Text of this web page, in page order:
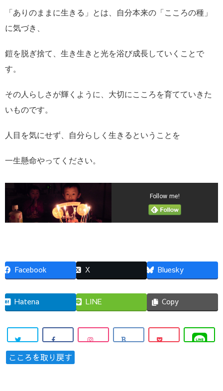
「ありのままに生きる」とは、自分本来の「こころの種」
に気づき、
鎧を脱ぎ捨て、 生き生きと光を浴び成長していくことで
す。
その人らしさが輝くように、大切にこころを育てていきた
いものです。
人目を気にせず、自分らしく生きるということを
一生懸命やってください。
Follow me!
Facebook X Bluesky
Hatena LINE Copy
こころを取り戻す